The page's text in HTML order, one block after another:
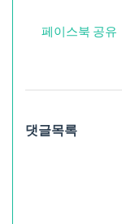
페이스북 공유
댓글목록